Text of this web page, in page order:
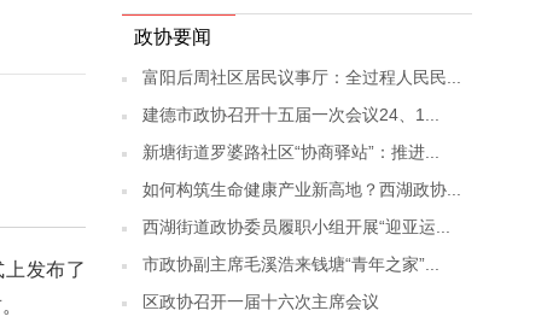
发布了
政协要闻
富阳后周社区居民议事厅：全过程人民民...
建德市政协召开十五届一次会议24、1...
新塘街道罗婆路社区“协商驿站”：推进...
如何构筑生命健康产业新高地？西湖政协...
西湖街道政协委员履职小组开展“迎亚运...
市政协副主席毛溪浩来钱塘“青年之家”...
区政协召开一届十六次主席会议